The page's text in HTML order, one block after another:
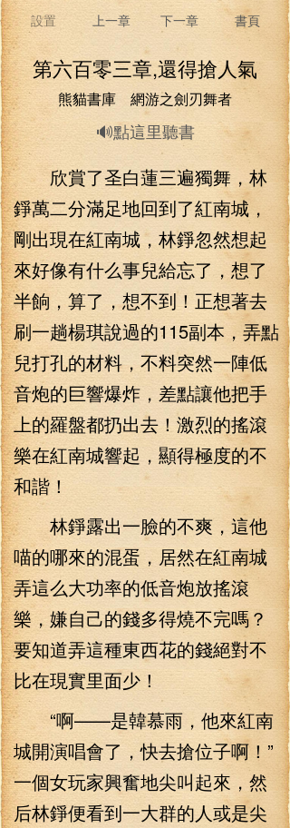
設置 上一章 下一章 書頁
第六百零三章,還得搶人氣
熊貓書庫 網游之劍刃舞者
🔊點這里聽書
欣賞了圣白蓮三遍獨舞，林
錚萬二分滿足地回到了紅南城，
剛出現在紅南城，林錚忽然想起
來好像有什么事兒給忘了，想了
半餉，算了，想不到！正想著去
刷一趟楊琪說過的115副本，弄點
兒打孔的材料，不料突然一陣低
音炮的巨響爆炸，差點讓他把手
上的羅盤都扔出去！激烈的搖滾
樂在紅南城響起，顯得極度的不
和諧！
林錚露出一臉的不爽，這他
喵的哪來的混蛋，居然在紅南城
弄這么大功率的低音炮放搖滾
樂，嫌自己的錢多得燒不完嗎？
要知道弄這種東西花的錢絕對不
比在現實里面少！
“啊——是韓慕雨，他來紅南
城開演唱會了，快去搶位子啊！”
一個女玩家興奮地尖叫起來，然
后林錚便看到一大群的人或是尖